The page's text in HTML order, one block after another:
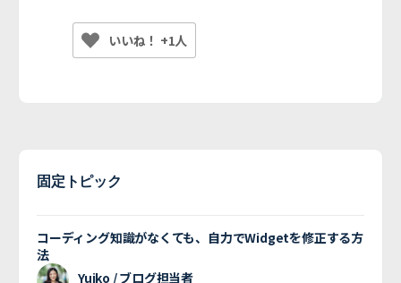
いいね！ +1人
固定トピック
コーディング知識がなくても、自力でWidgetを修正する方
法
Yuiko / ブログ担当者